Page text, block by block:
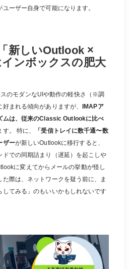
ーザー自身で可能になります。
新しいOutlook ×
ンボックスの肥大
のモダンなUIや動作の軽快さ（※調
まれる傾向がありますが、
IMAPア
ムは、従来のClassic Outlookに比べ
。 特に、
「受信トレイに数千通〜数
ザーが新しいOutlookに移行すると、
での同期詰まり（遅延）を起こしや
に変えてからメールの挙動が怪し
際は、ネットワークを疑う前に、ま
てみる」のもいいかもしれないです